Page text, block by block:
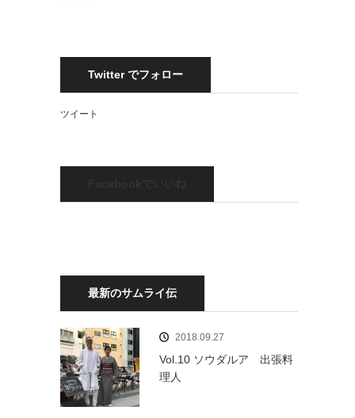
Twitter でフォロー
ツイート
最新のサムライ伝
2018.09.27
Vol.10 ソウダルア 出張料
理人